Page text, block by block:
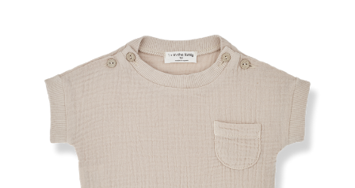
Daniele
sleeve
shirt